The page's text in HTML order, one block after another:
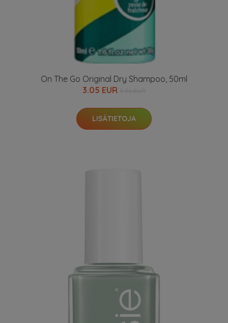
On The Go Original Dry Shampoo, 50ml
3.05 EUR
LISÄTIETOJA